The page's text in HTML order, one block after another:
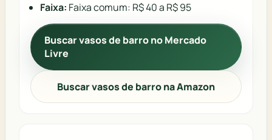
Faixa: Faixa comum: R$ 40 a R$ 95
Buscar vasos de barro no Mercado
Livre
Buscar vasos de barro na Amazon